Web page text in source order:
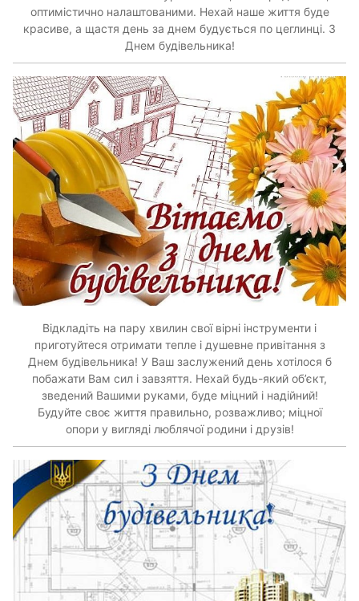
оптимістично налаштованими. Нехай наше життя буде
красиве, а щастя день за днем будується по цеглинці. З
Днем будівельника!
Відкладіть на пару хвилин свої вірні інструменти і
приготуйтеся отримати тепле і душевне привітання з
Днем будівельника! У Ваш заслужений день хотілося б
побажати Вам сил і завзяття. Нехай будь-який об’єкт,
зведений Вашими руками, буде міцний і надійний!
Будуйте своє життя правильно, розважливо; міцної
опори у вигляді люблячої родини і друзів!